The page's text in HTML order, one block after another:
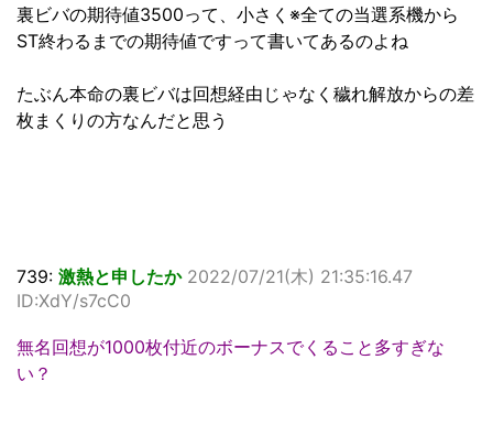
裏ビバの期待値3500って、小さく※全ての当選系機から
ST終わるまでの期待値ですって書いてあるのよね
たぶん本命の裏ビバは回想経由じゃなく穢れ解放からの差
枚まくりの方なんだと思う
739: 激熱と申したか 2022/07/21(木) 21:35:16.47
ID:XdY/s7cC0
無名回想が1000枚付近のボーナスでくること多すぎな
い？